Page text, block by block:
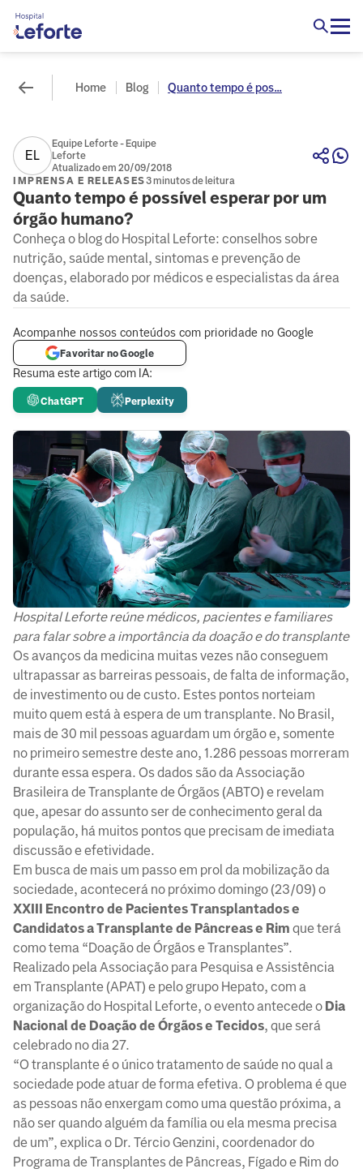
Home Blog Quanto tempo é pos...
EL
Equipe Leforte - Equipe
Leforte
Atualizado em 20/09/2018
IMPRENSA E RELEASES3 minutos de leitura
Quanto tempo é possível esperar por um
órgão humano?
Conheça o blog do Hospital Leforte: conselhos sobre
nutrição, saúde mental, sintomas e prevenção de
doenças, elaborado por médicos e especialistas da área
da saúde.
Resuma este artigo com IA:
ChatGPT Perplexity
Acompanhe nossos conteúdos com prioridade no Google
Favoritar no Google
Hospital Leforte reúne médicos, pacientes e familiares
para falar sobre a importância da doação e do transplante
Os avanços da medicina muitas vezes não conseguem
ultrapassar as barreiras pessoais, de falta de informação,
de investimento ou de custo. Estes pontos norteiam
muito quem está à espera de um transplante. No Brasil,
mais de 30 mil pessoas aguardam um órgão e, somente
no primeiro semestre deste ano, 1.286 pessoas morreram
durante essa espera. Os dados são da Associação
Brasileira de Transplante de Órgãos (ABTO) e revelam
que, apesar do assunto ser de conhecimento geral da
população, há muitos pontos que precisam de imediata
discussão e efetividade.
Em busca de mais um passo em prol da mobilização da
sociedade, acontecerá no próximo domingo (23/09) o
XXIII Encontro de Pacientes Transplantados e
Candidatos a Transplante de Pâncreas e Rim que terá
como tema “Doação de Órgãos e Transplantes”.
Realizado pela Associação para Pesquisa e Assistência
em Transplante (APAT) e pelo grupo Hepato, com a
organização do Hospital Leforte, o evento antecede o Dia
Nacional de Doação de Órgãos e Tecidos, que será
celebrado no dia 27.
“O transplante é o único tratamento de saúde no qual a
sociedade pode atuar de forma efetiva. O problema é que
as pessoas não enxergam como uma questão próxima, a
não ser quando alguém da família ou ela mesma precisa
de um”, explica o Dr. Tércio Genzini, coordenador do
Programa de Transplantes de Pâncreas, Fígado e Rim do